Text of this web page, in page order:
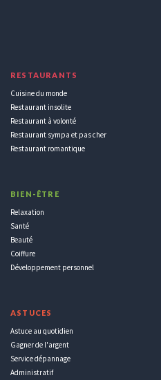
RESTAURANTS
Cuisine du monde
Restaurant insolite
Restaurant à volonté
Restaurant sympa et pas cher
Restaurant romantique
BIEN-ÊTRE
Relaxation
Santé
Beauté
Coiffure
Développement personnel
ASTUCES
Astuce au quotidien
Gagner de l'argent
Service dépannage
Administratif